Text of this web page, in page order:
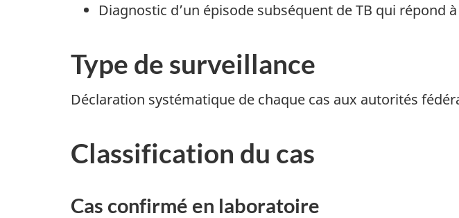
Diagnostic d’un épisode subséquent de TB qui répond
Type de surveillance
Déclaration systématique de chaque cas aux autorités
Classification du cas
Cas confirmé en laboratoire